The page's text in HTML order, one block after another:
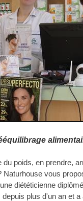
du poids, en prendre,
Naturhouse vous
diététicienne
plus d'un an et